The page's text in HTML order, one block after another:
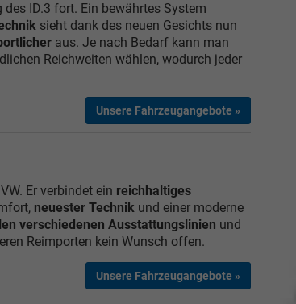
ID.3 fort. Ein bewährtes System
sieht dank des neuen Gesichts nun
aus. Je nach Bedarf kann man
Reichweiten wählen, wodurch jeder
Unsere Fahrzeugangebote »
Er verbindet ein reichhaltiges
neuester Technikund einer moderne
verschiedenen Ausstattungslinien und
Reimporten kein Wunsch offen.
Unsere Fahrzeugangebote »